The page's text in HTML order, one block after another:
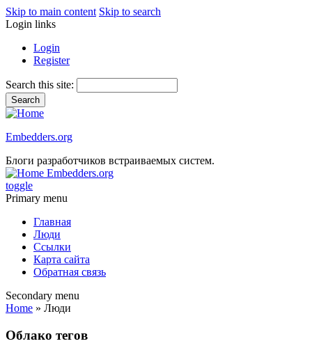
Skip to main content Skip to search
Login links
Login
Register
Search this site:
Embedders.org
Блоги разработчиков встраиваемых систем.
Embedders.org
toggle
Primary menu
Главная
Люди
Ссылки
Карта сайта
Обратная связь
Secondary menu
Home » Люди
Облако тегов